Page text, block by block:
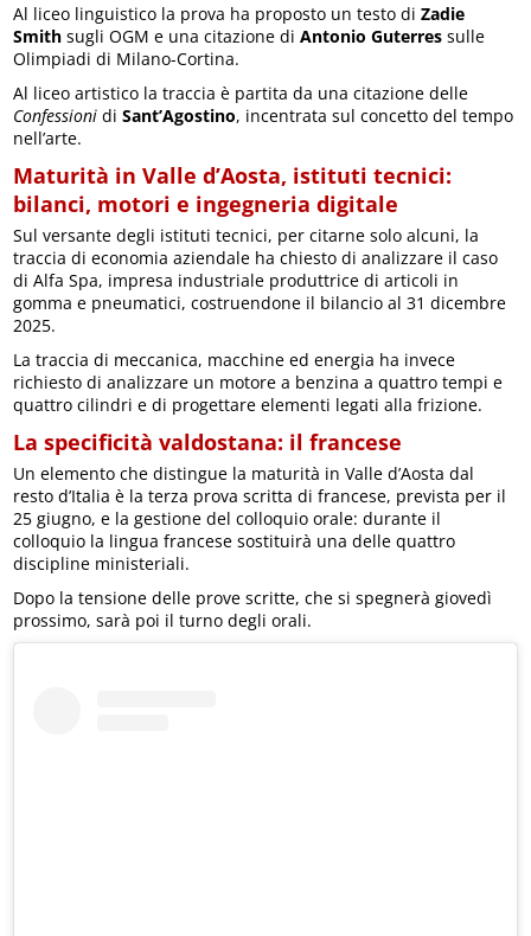
Al liceo linguistico la prova ha proposto un testo diZadie
Smith sugli OGM e una citazione diAntonio Guterres sulle
Olimpiadi di Milano-Cortina.
Al liceo artistico la traccia è partita da una citazione delle
Confessioni diSant’Agostino, incentrata sul concetto del tempo
nell’arte.
Maturità in Valle d’Aosta, istituti tecnici:
bilanci, motori e ingegneria digitale
Sul versante degli istituti tecnici, per citarne solo alcuni, la
traccia di economia aziendale ha chiesto di analizzare il caso
di Alfa Spa, impresa industriale produttrice di articoli in
gomma e pneumatici, costruendone il bilancio al 31 dicembre
2025.
La traccia di meccanica, macchine ed energia ha invece
richiesto di analizzare un motore a benzina a quattro tempi e
quattro cilindri e di progettare elementi legati alla frizione.
La specificità valdostana: il francese
Un elemento che distingue la maturità in Valle d’Aosta dal
resto d’Italia è la terza prova scritta di francese, prevista per il
25 giugno, e la gestione del colloquio orale: durante il
colloquio la lingua francese sostituirà una delle quattro
discipline ministeriali.
Dopo la tensione delle prove scritte, che si spegnerà giovedì
prossimo, sarà poi il turno degli orali.